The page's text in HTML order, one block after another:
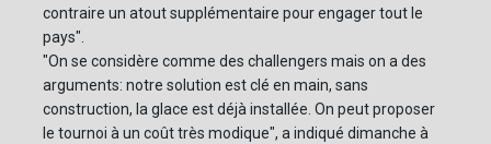
contraire un atout supplémentaire pour engager tout le
pays".
"On se considère comme des challengers mais on a des
arguments: notre solution est clé en main, sans
construction, la glace est déjà installée. On peut proposer
le tournoi à un coût très modique", a indiqué dimanche à